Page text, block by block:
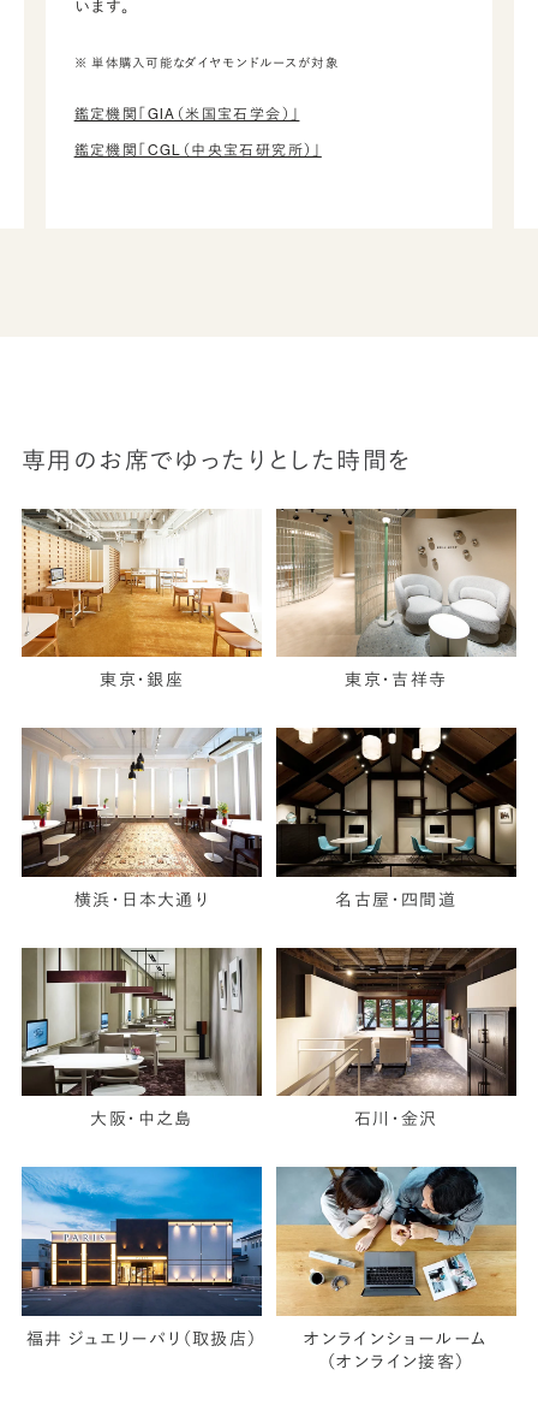
います。
※ 単体購入可能なダイヤモンドルースが対象
鑑定機関「GIA（米国宝石学会）」
鑑定機関「CGL（中央宝石研究所）」
専用のお席でゆったりとした時間を
東京・銀座 東京・吉祥寺
横浜・日本大通り 名古屋・四間道
大阪・中之島 石川・金沢
福井 ジュエリーパリ（取扱店）
オンラインショールーム
（オンライン接客）